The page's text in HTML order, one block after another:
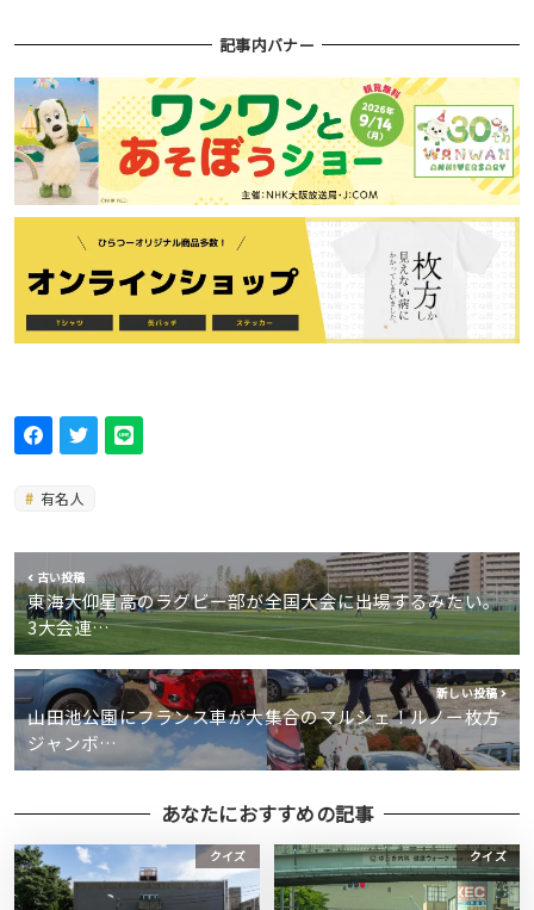
記事内バナー
有名人
古い投稿
東海大仰星高のラグビー部が全国大会に出場するみたい。
3大会連…
新しい投稿
山田池公園にフランス車が大集合のマルシェ！ルノー枚方
ジャンボ…
あなたにおすすめの記事
クイズ クイズ